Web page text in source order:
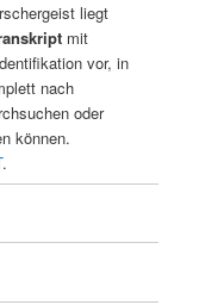
liegt
mit
vor, in
nach
oder
können.
.